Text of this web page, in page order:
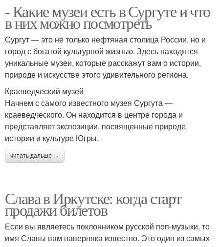
- Какие музеи есть в Сургуте и что
в них можно посмотреть
Сургут — это не только нефтяная столица России, но и
город с богатой культурной жизнью. Здесь находятся
уникальные музеи, которые расскажут вам о истории,
природе и искусстве этого удивительного региона.
Краеведческий музей
Начнем с самого известного музея Сургута —
краеведческого. Он находится в центре города и
представляет экспозиции, посвященные природе,
истории и культуре Югры.
читать дальше →
Слава в Иркутске: когда старт
продажи билетов
Если вы являетесь поклонником русской поп-музыки, то
имя Славы вам наверняка известно. Это один из самых